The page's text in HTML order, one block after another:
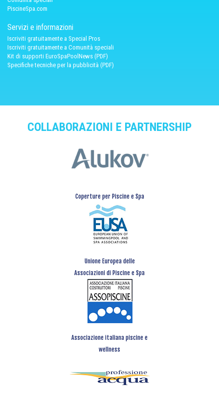
PiscineSpa.com
Servizi e informazioni
Iscriviti gratuitamente a Special Pros
Iscriviti gratuitamente a Comunità speciali
Kit di supporti EuroSpaPoolNews (PDF)
Specifiche tecniche per la pubblicità (PDF)
COLLABORAZIONI E PARTNERSHIP
Coperture per Piscine e Spa
Unione Europea delle
Associazioni di Piscine e Spa
Associazione italiana piscine e
wellness